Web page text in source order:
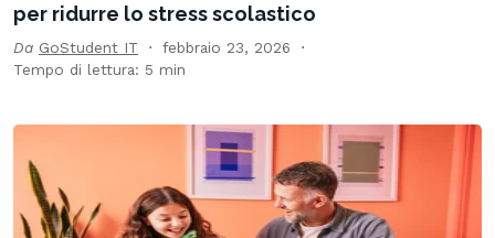
per ridurre lo stress scolastico
Da GoStudent IT
febbraio 23, 2026
Tempo di lettura: 5 min